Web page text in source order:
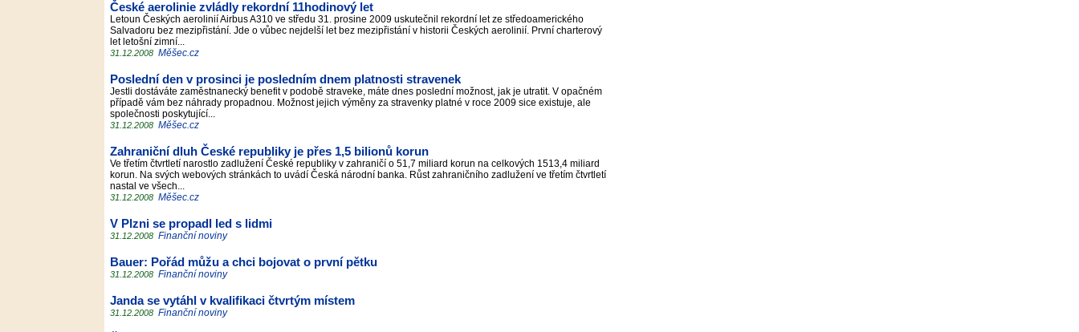
České aerolinie zvládly rekordní 11hodinový let
Letoun Českých aerolinií Airbus A310 ve středu 31. prosine 2009 uskutečnil rekordní let ze středoamerického
Salvadoru bez mezipřistání. Jde o vůbec nejdelší let bez mezipřistání v historii Českých aerolinií. První charterový
let letošní zimní...
31.12.2008 Měšec.cz
Poslední den v prosinci je posledním dnem platnosti stravenek
Jestli dostáváte zaměstnanecký benefit v podobě straveke, máte dnes poslední možnost, jak je utratit. V opačném
případě vám bez náhrady propadnou. Možnost jejich výměny za stravenky platné v roce 2009 sice existuje, ale
společnosti poskytující...
31.12.2008 Měšec.cz
Zahraniční dluh České republiky je přes 1,5 bilionů korun
Ve třetím čtvrtletí narostlo zadlužení České republiky v zahraničí o 51,7 miliard korun na celkových 1513,4 miliard
korun. Na svých webových stránkách to uvádí Česká národní banka. Růst zahraničního zadlužení ve třetím čtvrtletí
nastal ve všech...
31.12.2008 Měšec.cz
V Plzni se propadl led s lidmi
31.12.2008 Finanční noviny
Bauer: Pořád můžu a chci bojovat o první pětku
31.12.2008 Finanční noviny
Janda se vytáhl v kvalifikaci čtvrtým místem
31.12.2008 Finanční noviny